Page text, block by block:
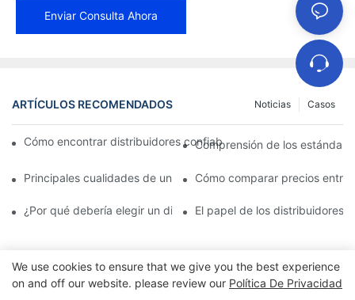
Enviar Consulta Ahora
ARTÍCULOS RECOMENDADOS Casos
Noticias
Cómo encontrar distribuidores confiables de pastillas de freno
Comprensión de los
Principales cualidades de un distribuidor confiable de pastillas
Cómo comparar precios
¿Por qué debería elegir un distribuidor autorizado de pastillas
El papel de los distribuidores
We use cookies to ensure that we give you the best experience
on and off our website. please review our Política De Privacidad